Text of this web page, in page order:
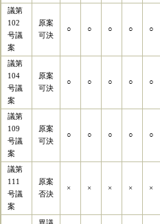
議第
102
号議
案
原案
可決
○ ○ ○ ○ ○
議第
104
号議
案
原案
可決
○ ○ ○ ○ ○
議第
109
号議
案
原案
可決
○ ○ ○ ○ ○
議第
111
号議
案
原案
否決
× × × × ×